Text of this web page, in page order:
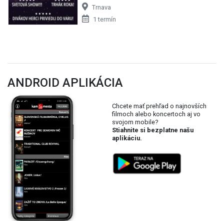
Trnava
1 termín
ANDROID APLIKÁCIA
Chcete mať prehľad o najnovších
filmoch alebo koncertoch aj vo
svojom mobile?
Stiahnite si bezplatne našu
aplikáciu.